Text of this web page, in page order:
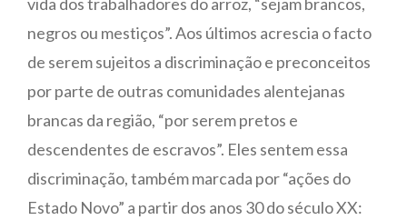
negros ou mestiços”. Aos últimos acrescia o facto
de serem sujeitos a discriminação e preconceitos
por parte de outras comunidades alentejanas
brancas da região, “por serem pretos e
descendentes de escravos”. Eles sentem essa
discriminação, também marcada por “ações do
Estado Novo” a partir dos anos 30 do século XX: